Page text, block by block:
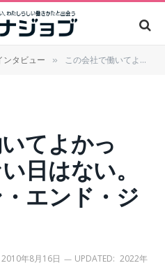
ンタビュー » この会社で働いてよかった！学びのない日はない。（ジョンソン・エンド・ジョンソン）
てよかっ
日はない。
・エンド・ジ
2010年8月16日 UPDATED: 2022年